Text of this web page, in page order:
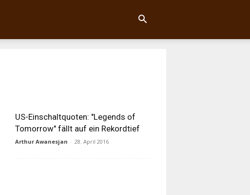
US-Einschaltquoten: "Legends of
Tomorrow" fällt auf ein Rekordtief
Arthur Awanesjan - 28. April 2016